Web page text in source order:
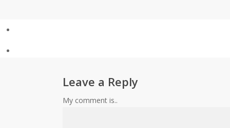
Leave a Reply
My comment is..